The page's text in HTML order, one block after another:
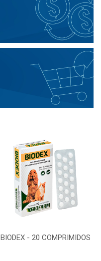
BIODEX - 20 COMPRIMIDOS